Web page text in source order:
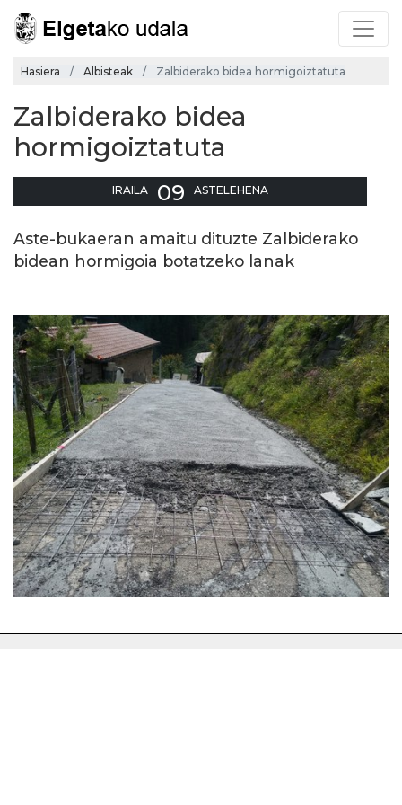
Hasiera Albisteak Zalbiderako bidea hormigoiztatuta
Zalbiderako bidea
hormigoiztatuta
IRAILA 09 ASTELEHENA
Aste-bukaeran amaitu dituzte Zalbiderako
bidean hormigoia botatzeko lanak